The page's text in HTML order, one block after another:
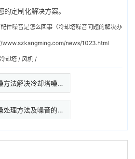
的定制化解决方案。
件噪音是怎么回事（冷却塔噪音问题的解决办
www.szkangming.com/news/1023.html
却塔/ 风机 /
冷却塔降噪方法解决冷却塔噪音问…
冷却塔降噪处理方法及噪音的来源